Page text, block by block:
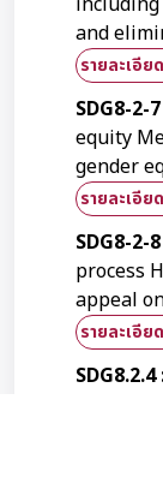
and
รายละเอีย
SDG8-2-
equity
gender
รายละเอีย
SDG8-2-
process
appeal
รายละเอีย
SDG8.2.4